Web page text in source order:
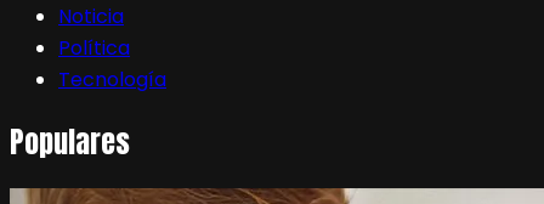
Noticia
Política
Tecnología
Populares